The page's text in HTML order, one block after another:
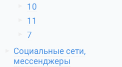
10
11
7
Социальные сети,
мессенджеры